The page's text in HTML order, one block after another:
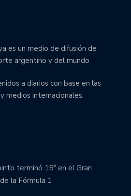
es un medio de difusión de
argentino y del mundo
a diarios con base en las
medios internacionales.
terminó 15° en el Gran
la Fórmula 1